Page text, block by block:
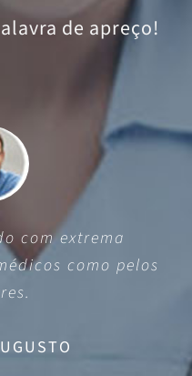
de apreço!
com extrema
como pelos